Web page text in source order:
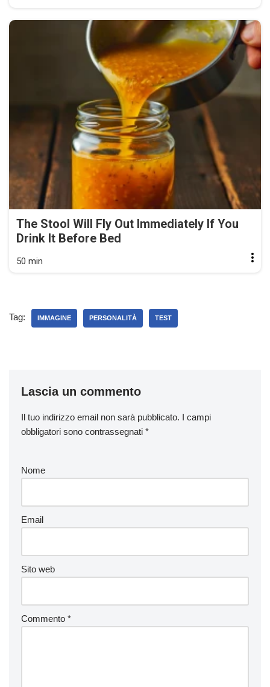
The Stool Will Fly Out Immediately If You
Drink It Before Bed
50 min
Tag: IMMAGINE PERSONALITÀ TEST
Lascia un commento
Il tuo indirizzo email non sarà pubblicato. I campi
obbligatori sono contrassegnati *
Nome
Email
Sito web
Commento *